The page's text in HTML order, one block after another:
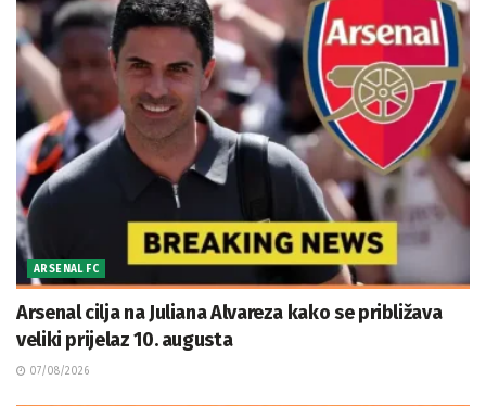
ARSENAL FC
Arsenal cilja na Juliana Alvareza kako se približava
veliki prijelaz 10. augusta
07/08/2026